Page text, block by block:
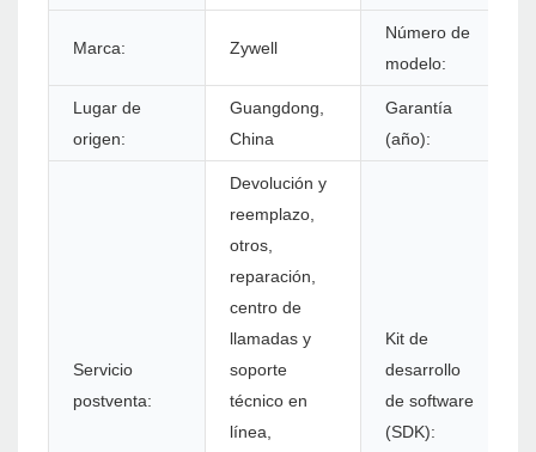
Marca: Zywell
Número de
modelo:
Lugar de
origen:
Guangdong,
China
Garantía
(año):
Servicio
postventa:
Devolución y
reemplazo,
otros,
reparación,
centro de
llamadas y
soporte
técnico en
línea,
Kit de
desarrollo
de software
(SDK):